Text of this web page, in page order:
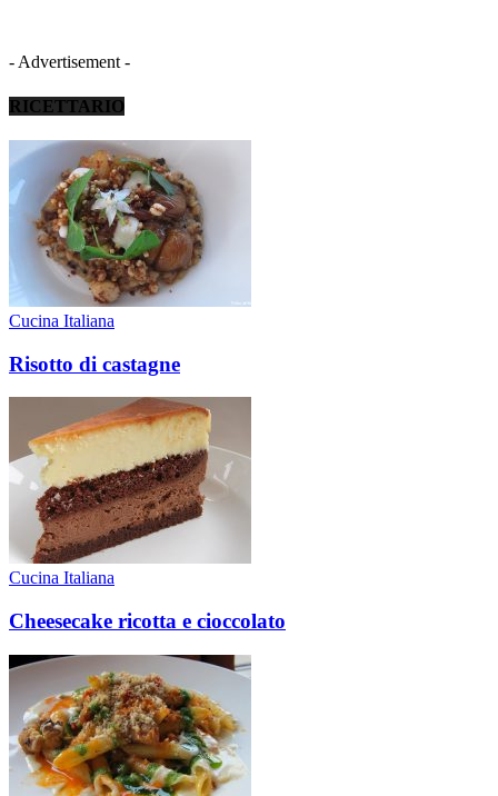
- Advertisement -
RICETTARIO
Cucina Italiana
Risotto di castagne
Cucina Italiana
Cheesecake ricotta e cioccolato